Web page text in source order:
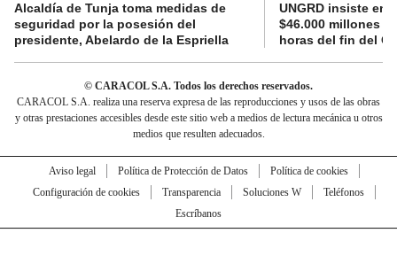
Alcaldía de Tunja toma medidas de
seguridad por la posesión del
presidente, Abelardo de la Espriella
UNGRD insiste en
$46.000 millones
horas del fin del
© CARACOL S.A. Todos los derechos reservados.
CARACOL S.A. realiza una reserva expresa de las reproducciones y usos de las obras
y otras prestaciones accesibles desde este sitio web a medios de lectura mecánica u otros
medios que resulten adecuados.
Aviso legal Política de Protección de Datos
Política de cookies
Configuración de cookies
Transparencia Soluciones W
Teléfonos
Escríbanos